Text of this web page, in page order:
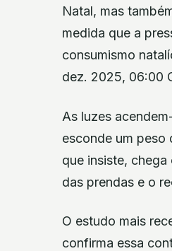
Natal, mas
medida que a
consumismo
dez. 2025, 06:00
As luzes
esconde um peso
que insiste,
das prendas e o
O estudo mais
confirma essa